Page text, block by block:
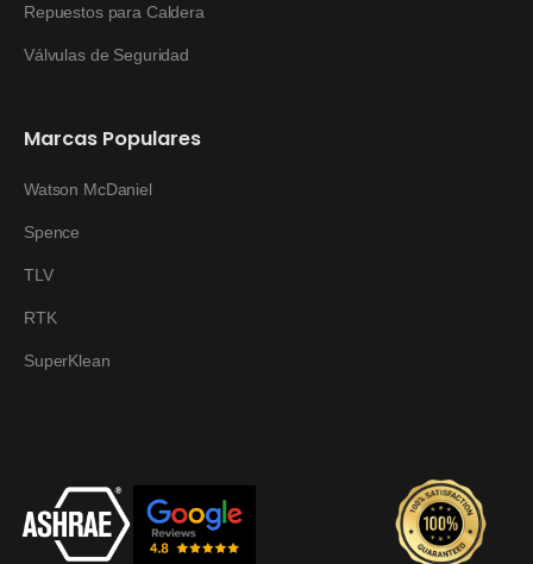
Repuestos para Caldera
Válvulas de Seguridad
Marcas Populares
Watson McDaniel
Spence
TLV
RTK
SuperKlean